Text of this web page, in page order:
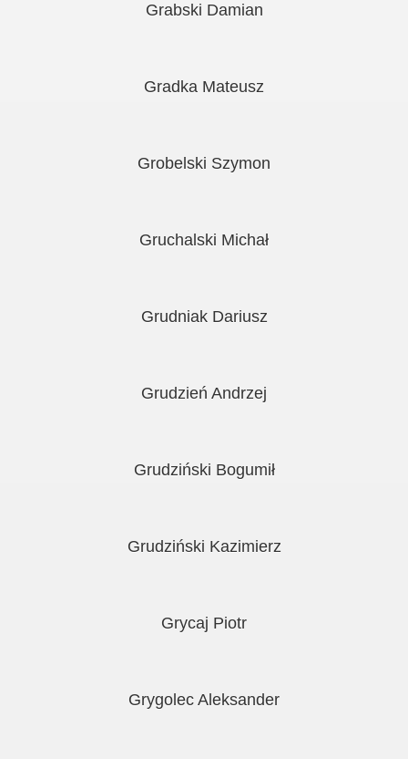
Grabski Damian
Gradka Mateusz
Grobelski Szymon
Gruchalski Michał
Grudniak Dariusz
Grudzień Andrzej
Grudziński Bogumił
Grudziński Kazimierz
Grycaj Piotr
Grygolec Aleksander